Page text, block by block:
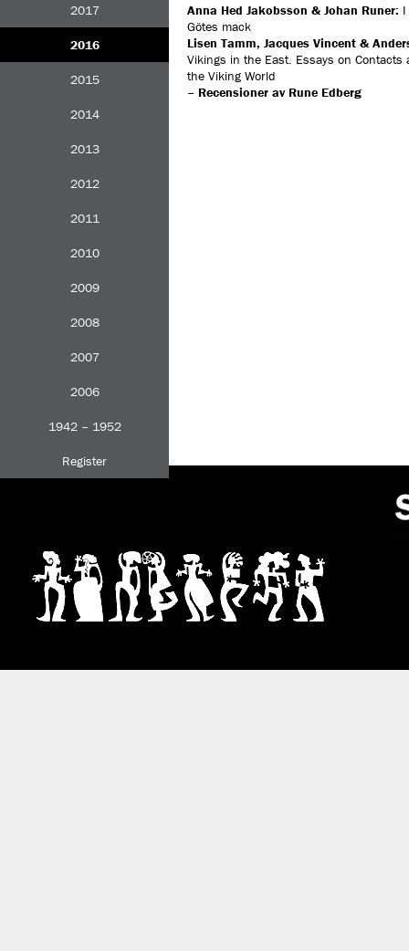
2017
2016
2015
2014
2013
2012
2011
2010
2009
2008
2007
2006
1942 – 1952
Register
Anna Hed Jakobsson & Johan Runer:
Götes mack
Lisen Tamm, Jacques Vincent &
Vikings in the East. Essays on Contacts
the Viking World
– Recensioner av Rune Edberg